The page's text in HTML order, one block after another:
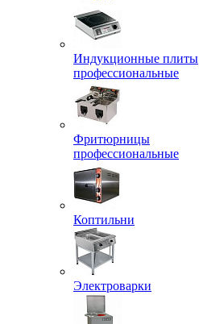
Индукционные плиты
профессиональные
Фритюрницы
профессиональные
Коптильни
Электроварки